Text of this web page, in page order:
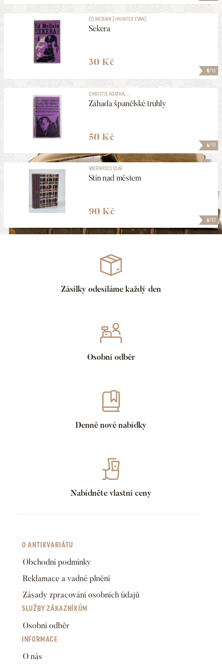
8/10
ED MCBAIN [=HUNTER EVAN]
Sekera
30 Kč
6/10
CHRISTIE AGATHA, ...
Záhada španělské truhly
50 Kč
6/10
VAERNHOLS OLAF
Stín nad městem
90 Kč
Zásilky odesíláme každý den
Osobní odběr
Denně nové nabídky
Nabídněte vlastní ceny
O ANTIKVARIÁTU
Obchodní podmínky
Reklamace a vadné plnění
Zásady zpracování osobních údajů
SLUŽBY ZÁKAZNÍKŮM
Osobní odběr
INFORMACE
O nás